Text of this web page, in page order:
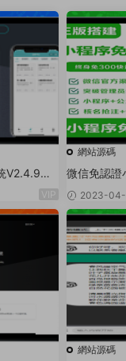
V2.4.9獨
小程序端
VIP
網站源碼
微信免認證
小程序
進件系統
2023-
網站源碼